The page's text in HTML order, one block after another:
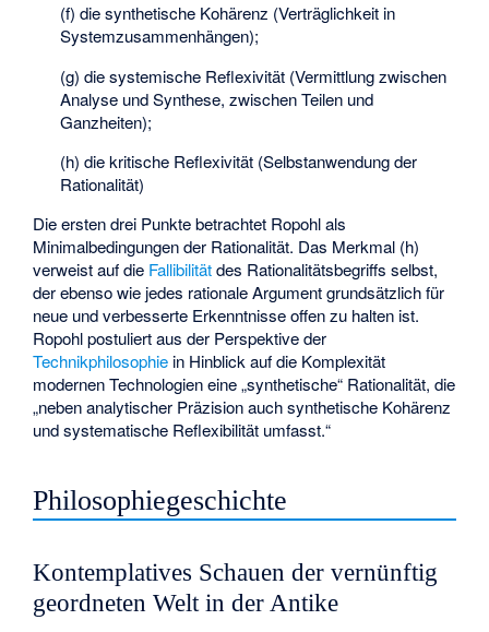
(f) die synthetische Kohärenz (Verträglichkeit in
Systemzusammenhängen);
(g) die systemische Reflexivität (Vermittlung zwischen
Analyse und Synthese, zwischen Teilen und
Ganzheiten);
(h) die kritische Reflexivität (Selbstanwendung der
Rationalität)
Die ersten drei Punkte betrachtet Ropohl als
Minimalbedingungen der Rationalität. Das Merkmal (h)
verweist auf die Fallibilitätdes Rationalitätsbegriffs selbst,
der ebenso wie jedes rationale Argument grundsätzlich für
neue und verbesserte Erkenntnisse offen zu halten ist.
Ropohl postuliert aus der Perspektive der
Technikphilosophie in Hinblick auf die Komplexität
modernen Technologien eine „synthetische“ Rationalität, die
„neben analytischer Präzision auch synthetische Kohärenz
und systematische Reflexibilität umfasst.“
Philosophiegeschichte
Kontemplatives Schauen der vernünftig
geordneten Welt in der Antike